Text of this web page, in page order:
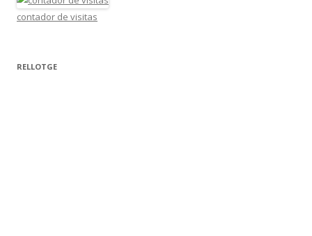
contador de visitas
RELLOTGE